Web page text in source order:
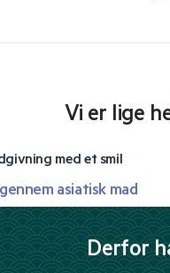
Vi er lige
med et smil
asiatisk mad
Derfor